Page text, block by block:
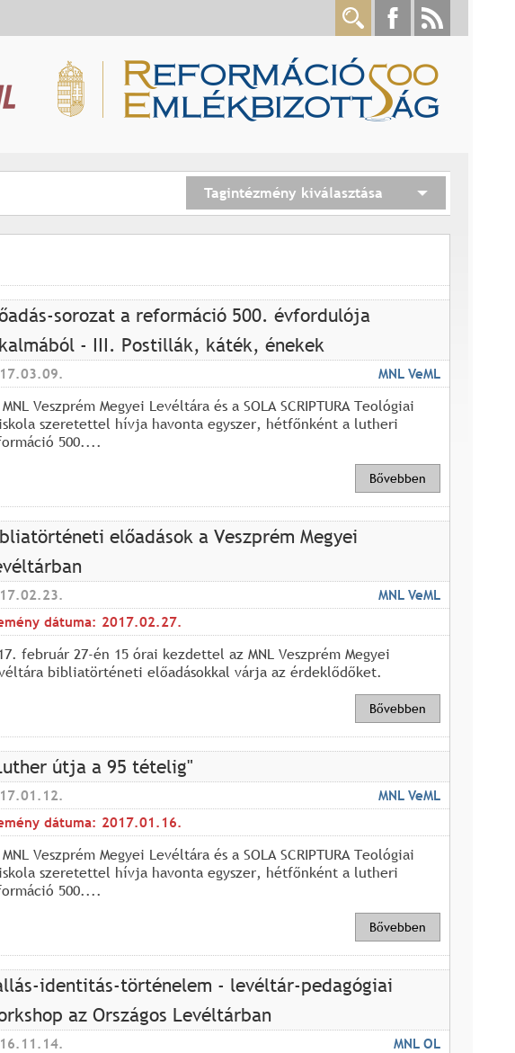
Tagintézmény kiválasztása
sorozat a reformáció 500. évfordulója
- III. Postillák, káték, énekek
MNL VeML
Veszprém Megyei Levéltára és a SOLA SCRIPTURA Teológiai
szeretettel hívja havonta egyszer, hétfőnként a lutheri
500....
Bővebben
előadások a Veszprém Megyei
MNL VeML
dátuma: 2017.02.27.
február 27-én 15 órai kezdettel az MNL Veszprém Megyei
bibliatörténeti előadásokkal várja az érdeklődőket.
Bővebben
útja a 95 tételig"
MNL VeML
dátuma: 2017.01.16.
Veszprém Megyei Levéltára és a SOLA SCRIPTURA Teológiai
szeretettel hívja havonta egyszer, hétfőnként a lutheri
500....
Bővebben
identitás-történelem - levéltár-pedagógiai
az Országos Levéltárban
MNL OL